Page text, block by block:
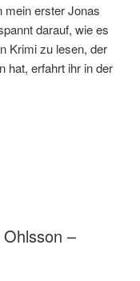
mein erster Jonas
darauf, wie es
Krimi zu lesen, der
hat, erfahrt ihr in der
–